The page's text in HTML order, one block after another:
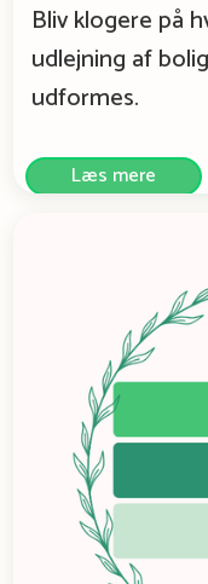
Bliv klogere på
udlejning af
udformes.
Læs mere